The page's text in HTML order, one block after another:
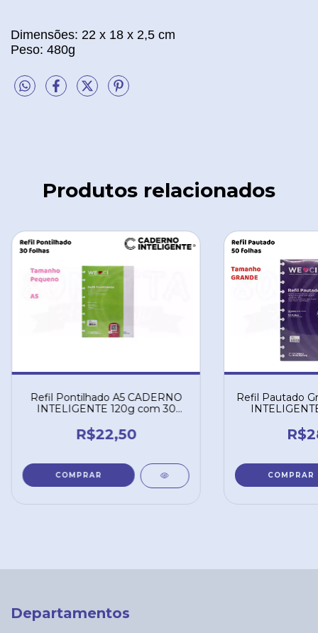
Dimensões: 22 x 18 x 2,5 cm
Peso: 480g
Produtos relacionados
Refil Pontilhado A5 CADERNO
INTELIGENTE 120g com 30
R$22,50
Refil Pautado
Departamentos